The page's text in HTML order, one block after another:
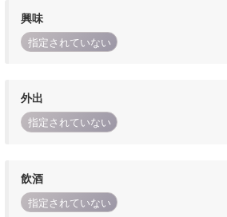
興味
指定されていない
外出
指定されていない
飲酒
指定されていない